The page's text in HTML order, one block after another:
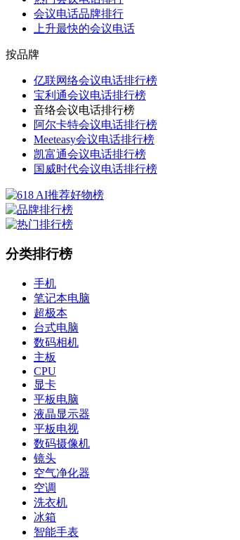
会议电话品牌排行
上升最快的会议电话
按品牌
亿联网络会议电话排行榜
宝利通会议电话排行榜
音络会议电话排行榜
阿尔卡特会议电话排行榜
Meeteasy会议电话排行榜
凯富通会议电话排行榜
国威时代会议电话排行榜
分类排行榜
手机
笔记本电脑
超极本
台式电脑
数码相机
主板
CPU
显卡
平板电脑
液晶显示器
平板电视
数码摄像机
镜头
空气净化器
空调
洗衣机
冰箱
智能手表